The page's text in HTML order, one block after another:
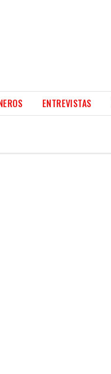
ENTREVISTAS